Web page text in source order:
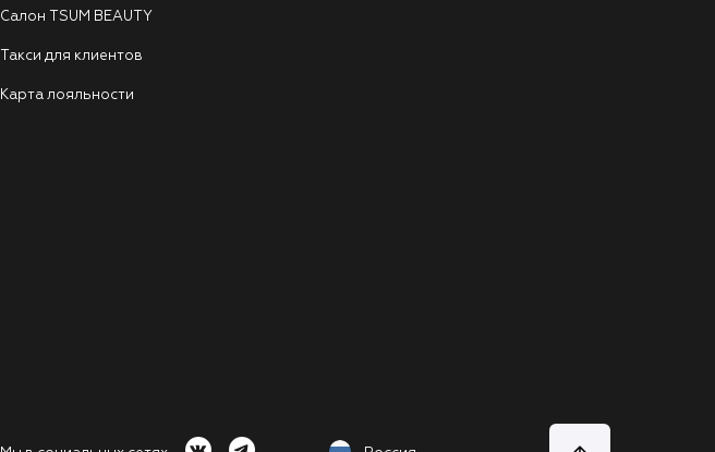
Салон TSUM BEAUTY
Такси для клиентов
Карта лояльности